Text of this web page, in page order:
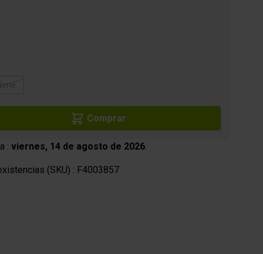
Comprar
: viernes, 14 de agosto de 2026.
(SKU) : F4003857